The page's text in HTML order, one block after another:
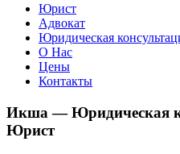
Юрист
Адвокат
Юридическая
О Нас
Цены
Контакты
Икша — Юридическая
Юрист